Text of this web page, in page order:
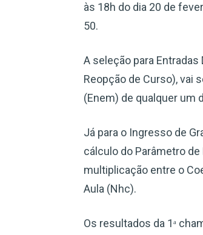
às 18h do dia 20 de
50.
A seleção para
Reopção de Curso), vai
(Enem) de qualquer um
Já para o Ingresso de
cálculo do Parâmetro
multiplicação entre o
Aula (Nhc).
Os resultados da 1‭ᵃ